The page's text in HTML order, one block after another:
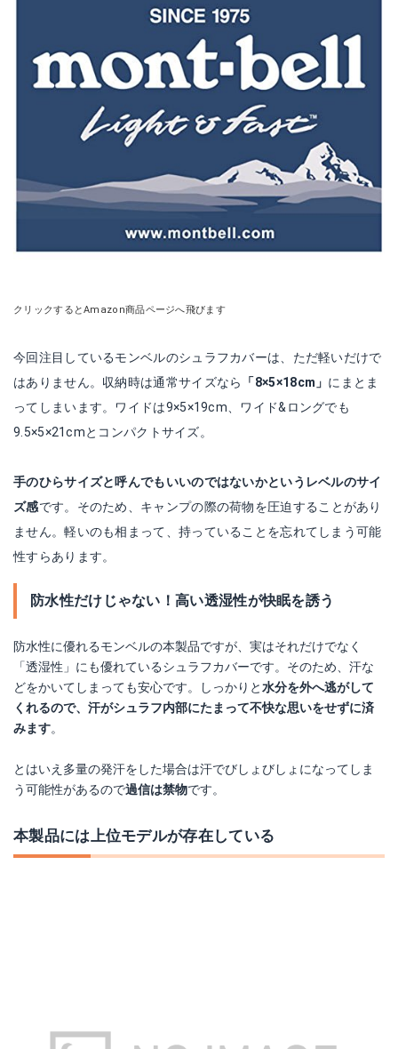
クリックするとAmazon商品ページへ飛びます
今回注目しているモンベルのシュラフカバーは、ただ軽いだけで
はありません。収納時は通常サイズなら
「8×5×18cm」 にまとま
ってしまいます。ワイドは9×5×19cm、ワイド&ロングでも
9.5×5×21cmとコンパクトサイズ。
手のひらサイズと呼んでもいいのではないかというレベルのサイ
ズ感です。そのため、キャンプの際の荷物を圧迫することがあり
ません。軽いのも相まって、持っていることを忘れてしまう可能
性すらあります。
防水性だけじゃない！高い透湿性が快眠を誘う
防水性に優れるモンベルの本製品ですが、実はそれだけでなく
「透湿性」にも優れているシュラフカバーです。そのため、汗な
どをかいてしまっても安心です。しっかりと水分を外へ逃がして
くれるので、汗がシュラフ内部にたまって不快な思いをせずに済
みます。
とはいえ多量の発汗をした場合は汗でびしょびしょになってしま
う可能性があるので過信は禁物です。
本製品には上位モデルが存在している